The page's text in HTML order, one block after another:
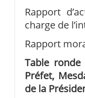
Rapport
charge de
Rapport
Table
Préfet,
de la